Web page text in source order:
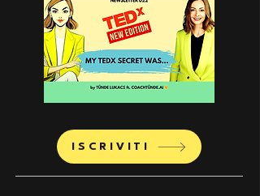
ISCRIVITI